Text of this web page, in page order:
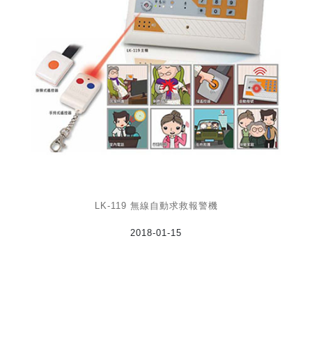
LK-119 無線自動求救報警機
2018-01-15